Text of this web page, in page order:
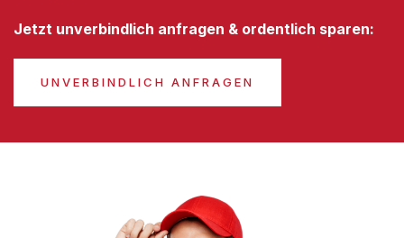
Jetzt unverbindlich anfragen & ordentlich sparen:
UNVERBINDLICH ANFRAGEN